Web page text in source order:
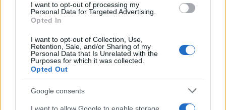
I want to opt-out of processing my
Personal Data for Targeted Advertising.
Opted In
I want to opt-out of Collection, Use,
Retention, Sale, and/or Sharing of my
Personal Data that Is Unrelated with the
Purposes for which it was collected.
Opted Out
Google consents